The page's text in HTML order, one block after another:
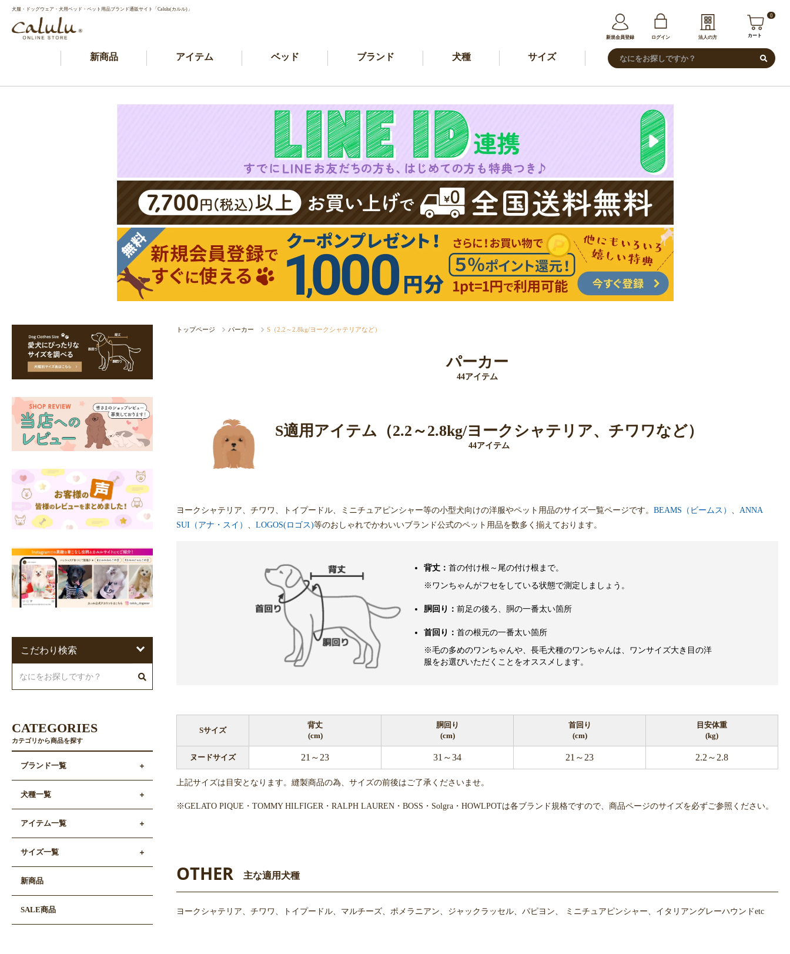
犬服・ドッグウェア・犬用ベッド・ペット用品ブランド通販サイト「Calulu(カルル)」
新規会員登録 ログイン 法人の方
0
カート
新商品 アイテム ベッド ブランド 犬種 サイズ
トップページ パーカー S（2.2～2.8kg/ヨークシャテリアなど）
パーカー
44アイテム
S適用アイテム（2.2～2.8kg/ヨークシャテリア、チワワなど）
44アイテム
ヨークシャテリア、チワワ、トイプードル、ミニチュアピンシャー等の小型犬向けの洋服やペット用品のサイズ一覧ページです。 BEAMS（ビームス）
ANNA
SUI（アナ・スイ）
LOGOS(ロゴス)等のおしゃれでかわいいブランド公式のペット用品を数多く揃えております。
背丈： 首の付け根～尾の付け根まで。
※ワンちゃんがフセをしている状態で測定しましょう。
胴回り： 前足の後ろ、胴の一番太い箇所
首回り： 首の根元の一番太い箇所
※毛の多めのワンちゃんや、長毛犬種のワンちゃんは、ワンサイズ大き目の洋
服をお選びいただくことをオススメします。
Sサイズ
背丈
(cm)
胴回り
(cm)
首回り
(cm)
目安体重
(kg)
ヌードサイズ 21～23 31～34 21～23 2.2～2.8
上記サイズは目安となります。縫製商品の為、サイズの前後はご了承くださいませ。
※GELATO PIQUE・TOMMY HILFIGER・RALPH LAUREN・BOSS・Solgra・HOWLPOTは各ブランド規格ですので、商品ページのサイズを必ずご参照ください。
OTHER 主な適用犬種
ヨークシャテリア、チワワ、トイプードル、マルチーズ、ポメラニアン、ジャックラッセル、パピヨン、 ミニチュアピンシャー、イタリアングレーハウンドetc
こだわり検索
CATEGORIES
カテゴリから商品を探す
ブランド一覧
犬種一覧
アイテム一覧
サイズ一覧
新商品
SALE商品